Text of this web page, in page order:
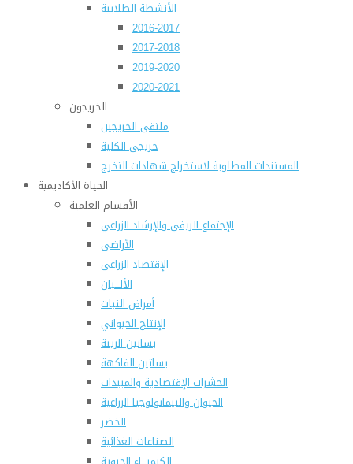
الأنشطة الطلابية
2016-2017
2017-2018
2019-2020
2020-2021
الخريجون
ملتقى الخريجين
خريجى الكلية
المستندات المطلوبة لاستخراج شهادات التخرج
الحياة الأكاديمية
الأقسام العلمية
الإجتماع الريفي والإرشاد الزراعي
الأراضى
الإقتصاد الزراعى
الألـــبان
أمراض النبات
الإنتاج الحيواني
بساتين الزينة
بساتين الفاكهة
الحشرات الإقتصادية والمبيدات
الحيوان والنيماتولوجيا الزراعية
الخضر
الصناعات الغذائية